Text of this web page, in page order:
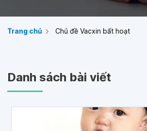
Trang chủ Chủ đề Vacxin bất hoạt
Danh sách bài viết